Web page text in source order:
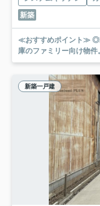
新築
≪おすすめポイント≫
庫のファミリー向け物
新築一戸建